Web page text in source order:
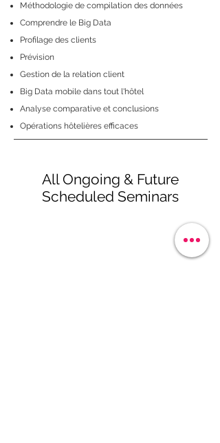
Méthodologie de compilation des données
Comprendre le Big Data
Profilage des clients
Prévision
Gestion de la relation client
Big Data mobile dans tout l'hôtel
Analyse comparative et conclusions
Opérations hôtelières efficaces
All Ongoing & Future
Scheduled Seminars